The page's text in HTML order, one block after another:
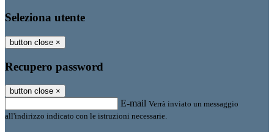
Seleziona utente
button close ×
Recupero password
button close ×
E-mail Verrà inviato un messaggio
all'indirizzo indicato con le istruzioni necessarie.